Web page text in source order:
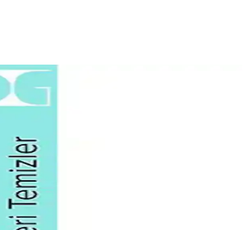
tercih edilir.
sağlıklı bir görünüm elde edin.